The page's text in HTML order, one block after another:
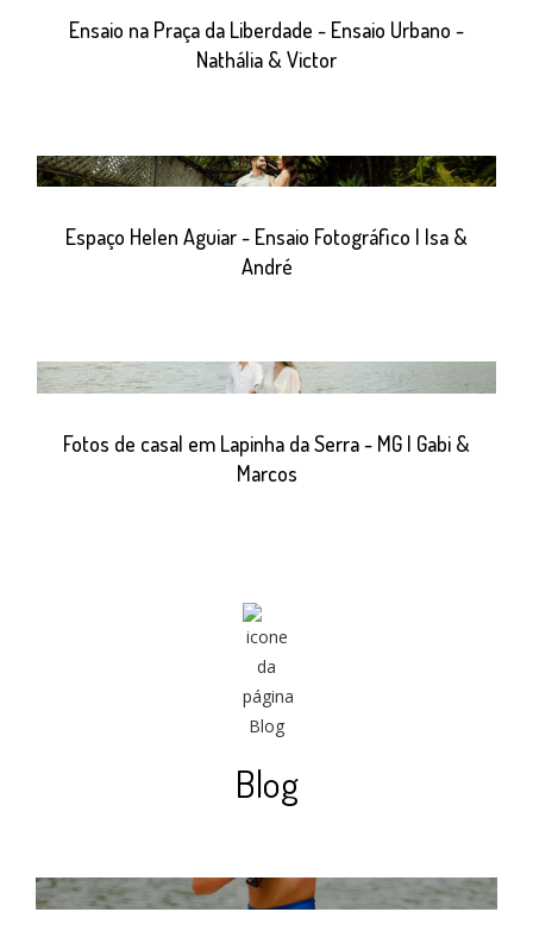
Ensaio na Praça da Liberdade - Ensaio Urbano -
Nathália & Victor
Espaço Helen Aguiar - Ensaio Fotográfico | Isa &
André
Fotos de casal em Lapinha da Serra - MG | Gabi &
Marcos
Blog